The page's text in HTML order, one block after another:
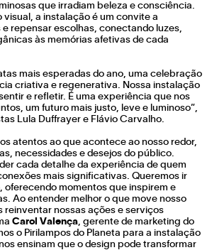
que irradiam beleza e consciência.
visual, a instalação é um convite a
repensar escolhas, conectando luzes,
às memórias afetivas de cada
mais esperadas do ano, uma celebração
criativa e regenerativa. Nossa instalação
e refletir. É uma experiência que nos
um futuro mais justo, leve e luminoso”,
Lula Duffrayer e Flávio Carvalho.
atentos ao que acontece ao nosso redor,
necessidades e desejos do público.
cada detalhe da experiência de quem
mais significativas. Queremos ir
oferecendo momentos que inspirem e
Ao entender melhor o que move nosso
reinventar nossas ações e serviços
Carol Valença, gerente de marketing do
o Pirilampos do Planeta para a instalação
ensinam que o design pode transformar